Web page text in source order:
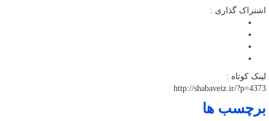
اشتراک گذاری :
لینک کوتاه :
http://shabaveiz.ir/?p=4373
برچسب ها